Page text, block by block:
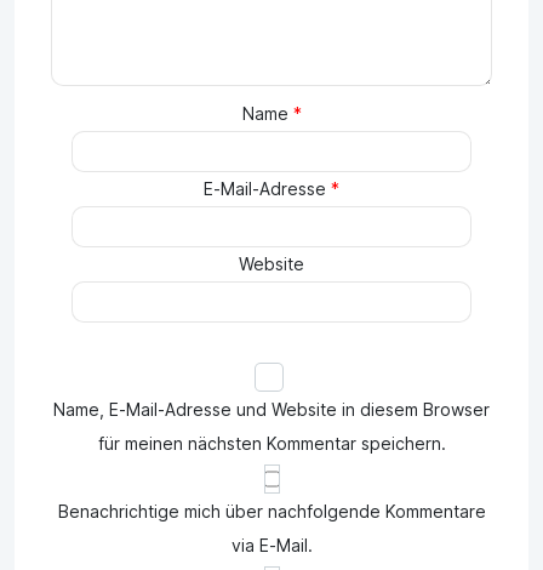
Name *
E-Mail-Adresse *
Website
Name, E-Mail-Adresse und Website in diesem Browser
für meinen nächsten Kommentar speichern.
Benachrichtige mich über nachfolgende Kommentare
via E-Mail.